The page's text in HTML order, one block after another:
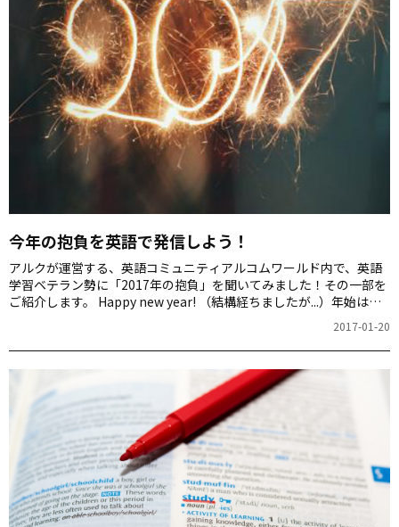
今年の抱負を英語で発信しよう！
アルクが運営する、英語コミュニティアルコムワールド内で、英語
学習ベテラン勢に「2017年の抱負」を聞いてみました！その一部を
ご紹介します。 Happy new year! （結構経ちましたが...）年始は、
気持ちも新たに挑戦してみたいことや、深めたいことを考えたり、
「１年後にはこんな自分になっていたいな」などと希望を胸に思い
をめぐらしますね。皆さんは、2017年をどんな一年にするか目標を
決めましたか？私は「癒し」をテーマに、心や体がハッピーになる
ことを毎日１つは行っていきたいと思っています。 アルコムワール
ドのみなさんに聞いてみました！ 2017年の抱負を聞かせて！ 英語
2017-01-20